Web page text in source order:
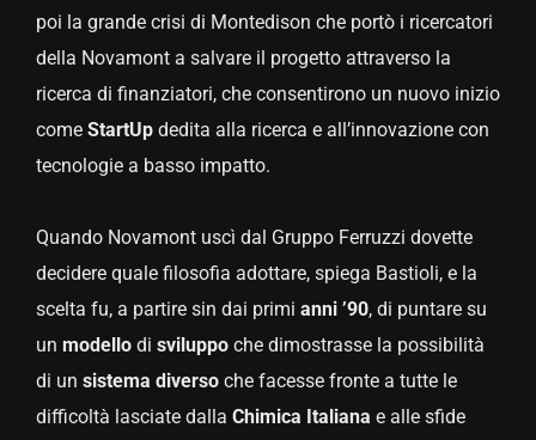
poi la grande crisi di Montedison che portò i ricercatori
della Novamont a salvare il progetto attraverso la
ricerca di finanziatori, che consentirono un nuovo inizio
come StartUpdedita alla ricerca e all’innovazione con
tecnologie a basso impatto.
Quando Novamont uscì dal Gruppo Ferruzzi dovette
decidere quale filosofia adottare, spiega Bastioli, e la
scelta fu, a partire sin dai primi anni ’90, di puntare su
un modellodi sviluppoche dimostrasse la possibilità
di un sistema diversoche facesse fronte a tutte le
difficoltà lasciate dalla Chimica Italiana e alle sfide